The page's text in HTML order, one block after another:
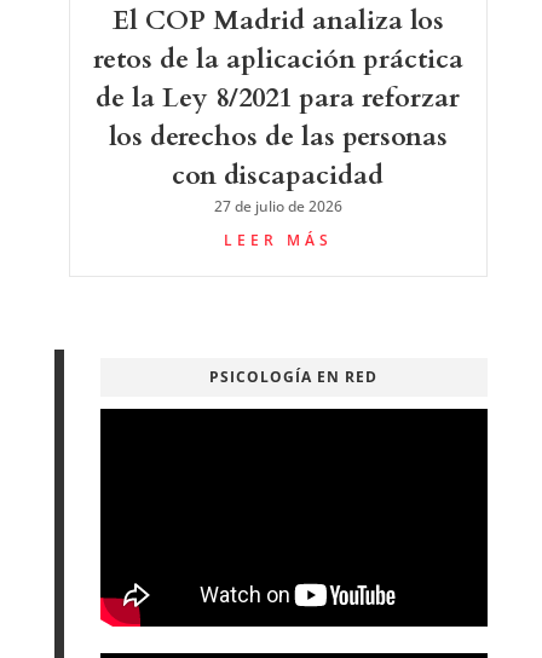
El COP Madrid analiza los
retos de la aplicación práctica
de la Ley 8/2021 para reforzar
los derechos de las personas
con discapacidad
27 de julio de 2026
LEER MÁS
PSICOLOGÍA EN RED